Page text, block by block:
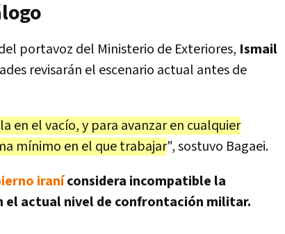
portavoz del Ministerio de Exteriores, Ismail
revisarán el escenario actual antes de
en el vacío, y para avanzar en cualquier
mínimo en el que trabajar", sostuvo Bagaei.
iraníconsidera incompatible la
el actual nivel de confrontación militar.